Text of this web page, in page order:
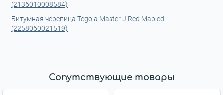
(2136010008584)
Битумная черепица Tegola Master J Red Mapled
(2258060021519)
Сопутствующие товары